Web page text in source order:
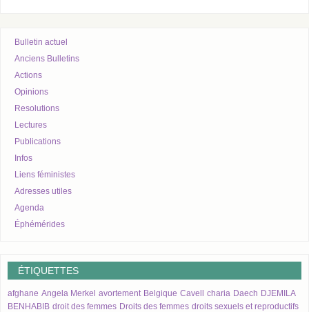
Bulletin actuel
Anciens Bulletins
Actions
Opinions
Resolutions
Lectures
Publications
Infos
Liens féministes
Adresses utiles
Agenda
Éphémérides
ÉTIQUETTES
afghane Angela Merkel avortement Belgique Cavell charia Daech DJEMILA
BENHABIB droit des femmes Droits des femmes droits sexuels et reproductifs